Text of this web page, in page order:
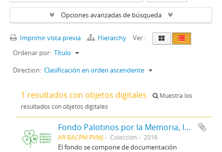
Opciones avanzadas de búsqueda
Imprimir vista previa Hierarchy
Ver :
Ordenar por: Título
Direction: Clasificación en orden ascendente
1 resultados con objetos digitales
Muestra los
resultados con objetos digitales
Fondo Palotinos por la Memoria, la Verdad y la Justicia
AR BACPM PVMJ Colección 2016
El fondo se compone de documentación